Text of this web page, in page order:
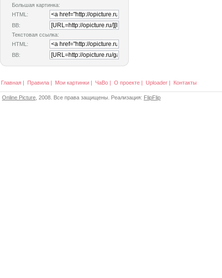
Большая картинка:
HTML:
BB:
Текстовая ссылка:
HTML:
BB:
Главная | Правила | Мои картинки | ЧаВо | О проекте | Uploader | Контакты
Online Picture , 2008. Все права защищены. Реализация: FlipFlip